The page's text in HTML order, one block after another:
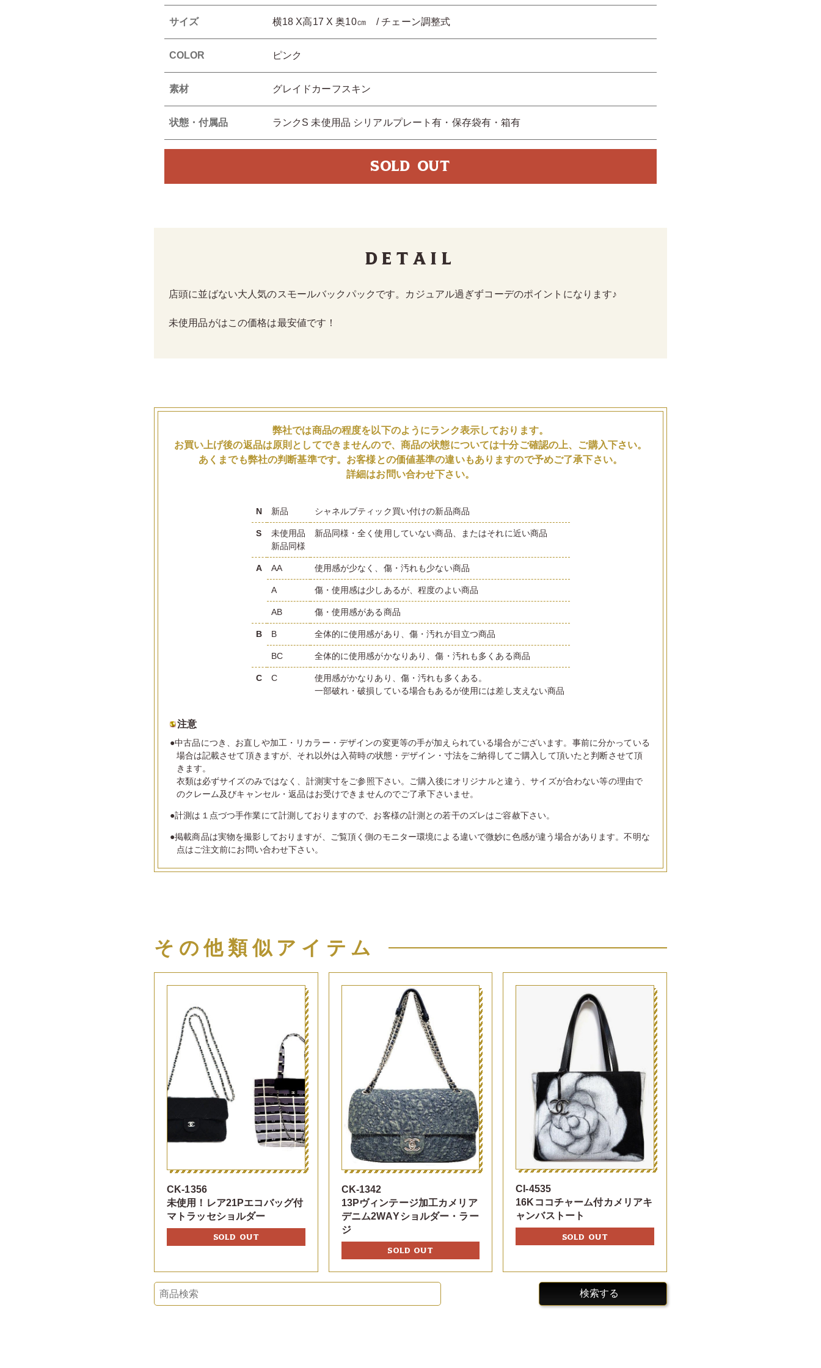
サイズ 横18 X高17 X 奥10㎝ / チェーン調整式
COLOR ピンク
素材 グレイドカーフスキン
状態・付属品 ランクS 未使用品 シリアルプレート有・保存袋有・箱有
SOLD OUT
Detail
店頭に並ばない大人気のスモールバックパックです。カジュアル過ぎずコーデのポイントになります♪
未使用品がはこの価格は最安値です！
弊社では商品の程度を以下のようにランク表示しております。
お買い上げ後の返品は原則としてできませんので、商品の状態については十分ご確認の上、ご購入下さい。
あくまでも弊社の判断基準です。お客様との価値基準の違いもありますので予めご了承下さい。
詳細はお問い合わせ下さい。
N 新品 シャネルブティック買い付けの新品商品
S
未使用品
新品同様
新品同様・全く使用していない商品、またはそれに近い商品
A AA 使用感が少なく、傷・汚れも少ない商品
A 傷・使用感は少しあるが、程度のよい商品
AB 傷・使用感がある商品
B B 全体的に使用感があり、傷・汚れが目立つ商品
BC 全体的に使用感がかなりあり、傷・汚れも多くある商品
C C
使用感がかなりあり、傷・汚れも多くある。
一部破れ・破損している場合もあるが使用には差し支えない商品
注意
●中古品につき、お直しや加工・リカラー・デザインの変更等の手が加えられている場合がございます。事前に分かっている
場合は記載させて頂きますが、それ以外は入荷時の状態・デザイン・寸法をご納得してご購入して頂いたと判断させて頂
きます。
衣類は必ずサイズのみではなく、計測実寸をご参照下さい。ご購入後にオリジナルと違う、サイズが合わない等の理由で
のクレーム及びキャンセル・返品はお受けできませんのでご了承下さいませ。
●計測は１点づつ手作業にて計測しておりますので、お客様の計測との若干のズレはご容赦下さい。
●掲載商品は実物を撮影しておりますが、ご覧頂く側のモニター環境による違いで微妙に色感が違う場合があります。不明な
点はご注文前にお問い合わせ下さい。
その他類似アイテム
CK-1356
未使用！レア21Pエコバッグ付
マトラッセショルダー
SOLD OUT
CK-1342
13Pヴィンテージ加工カメリア
デニム2WAYショルダー・ラー
ジ
SOLD OUT
CI-4535
16Kココチャーム付カメリアキ
ャンバストート
SOLD OUT
検索する